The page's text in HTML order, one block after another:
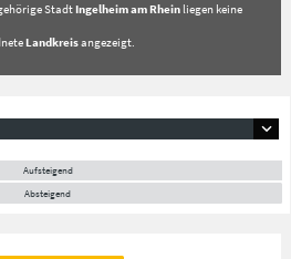
StadtIngelheim am Rhein liegen keine
Landkreisangezeigt.
Aufsteigend
Absteigend